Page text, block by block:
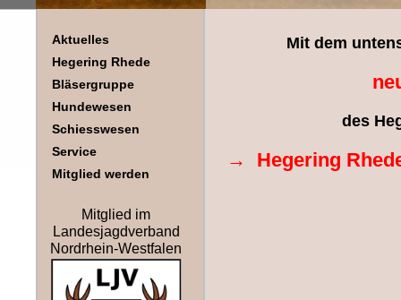
Aktuelles
Hegering Rhede
Bläsergruppe
Hundewesen
Schiesswesen
Service
Mitglied werden
Mitglied im
Landesjagdverband
Nordrhein-Westfalen
Mit dem
des
→ Hegering